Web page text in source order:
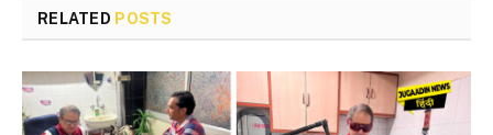
RELATED POSTS